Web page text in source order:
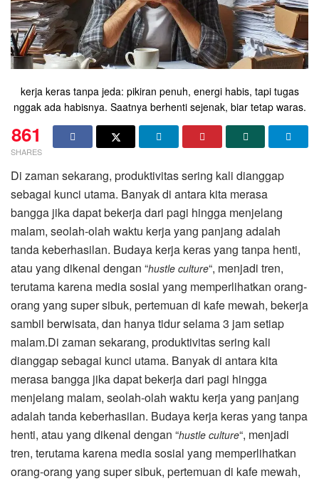
kerja keras tanpa jeda: pikiran penuh, energi habis, tapi tugas
nggak ada habisnya. Saatnya berhenti sejenak, biar tetap waras.
861
SHARES
Di zaman sekarang, produktivitas sering kali dianggap
sebagai kunci utama. Banyak di antara kita merasa
bangga jika dapat bekerja dari pagi hingga menjelang
malam, seolah-olah waktu kerja yang panjang adalah
tanda keberhasilan. Budaya kerja keras yang tanpa henti,
atau yang dikenal dengan “hustle culture“, menjadi tren,
terutama karena media sosial yang memperlihatkan orang-
orang yang super sibuk, pertemuan di kafe mewah, bekerja
sambil berwisata, dan hanya tidur selama 3 jam setiap
malam.Di zaman sekarang, produktivitas sering kali
dianggap sebagai kunci utama. Banyak di antara kita
merasa bangga jika dapat bekerja dari pagi hingga
menjelang malam, seolah-olah waktu kerja yang panjang
adalah tanda keberhasilan. Budaya kerja keras yang tanpa
henti, atau yang dikenal dengan “hustle culture“, menjadi
tren, terutama karena media sosial yang memperlihatkan
orang-orang yang super sibuk, pertemuan di kafe mewah,